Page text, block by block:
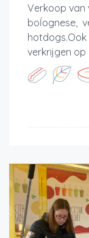
Verkoop van
boĺognese,
verkrijgen op